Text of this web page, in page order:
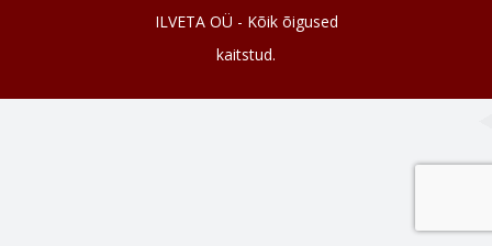
ILVETA OÜ - Kõik õigused
kaitstud.